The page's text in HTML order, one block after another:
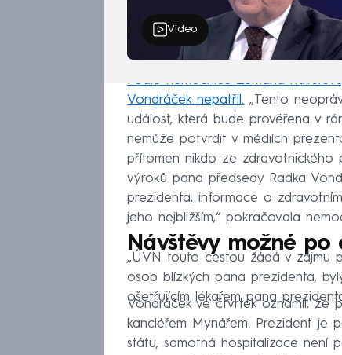
Video
Podle nemocnice Zemana
Vondráček nepatřil. „Tento
událost, která bude prověřena v
nemůže potvrdit v médiích
přítomen nikdo ze zdravotnického
výroků pana předsedy Radka
prezidenta, informace o
jeho nejbližším,“ pokračovala
Návštěvy možné po
„ÚVN touto cestou žádá v zájmu
osob blízkých pana prezidenta,
ošetřujícím lékařem pana
Vondráček ve čtvrtek oznámil, že
kancléřem Mynářem. Prezident je
státu, samotná hospitalizace není